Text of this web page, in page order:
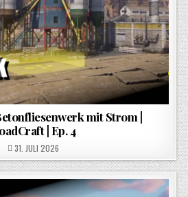
mit Strom |
| Ep. 4
POSTED ON
31. JULI 2026